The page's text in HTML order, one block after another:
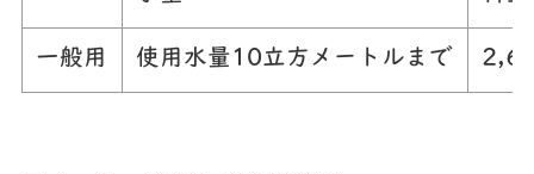
一般用 使用水量10立方メートルまで